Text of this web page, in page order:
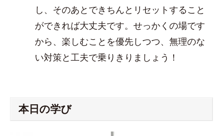
し、そのあとできちんとリセットすること
ができれば大丈夫です。せっかくの場です
から、楽しむことを優先しつつ、無理のな
い対策と工夫で乗りきりましょう！
本日の学び